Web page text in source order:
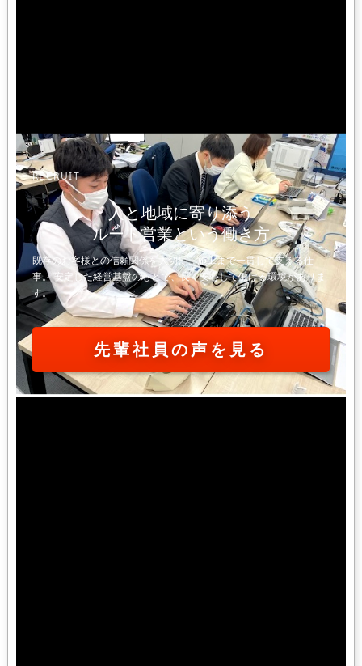
RECRUIT
人と地域に寄り添う
ルート営業という働き方
既存のお客様との信頼関係を大切に、施工まで一貫して支える仕
事。 安定した経営基盤のもとで、長く安心して働ける環境がありま
す。
先輩社員の声を見る